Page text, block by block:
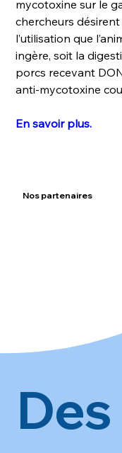
mycotoxine sur le
chercheurs
l’utilisation que
ingère, soit la
porcs recevant
anti-mycotoxine
En savoir plus.
Nos partenaires
Des